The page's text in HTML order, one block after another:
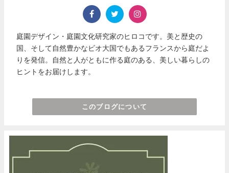
庭園デザイン・庭園文化研究家のヒロコです。美と歴史の
国、そして自然豊かなビオ大国でもあるフランスから庭だよ
りを発信。自然と人がともに作る庭のある、美しい暮らしの
ヒントをお届けします。
このブログについて